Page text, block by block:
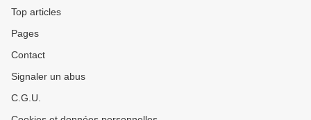
Top articles
Pages
Contact
Signaler un abus
C.G.U.